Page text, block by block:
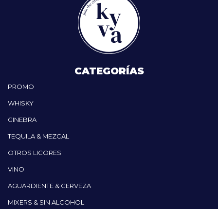
CATEGORÍAS
PROMO
WHISKY
GINEBRA
TEQUILA & MEZCAL
OTROS LICORES
VINO
AGUARDIENTE & CERVEZA
MIXERS & SIN ALCOHOL